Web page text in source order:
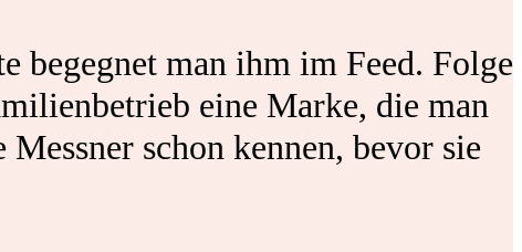
begegnet man ihm im Feed. Folge
eine Marke, die man
schon kennen, bevor sie